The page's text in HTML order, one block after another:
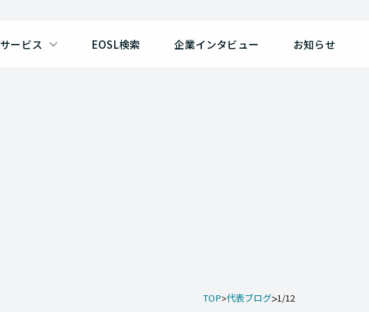
サービス EOSL検索 企業インタビュー お知らせ
TOP 代表ブログ 1/12